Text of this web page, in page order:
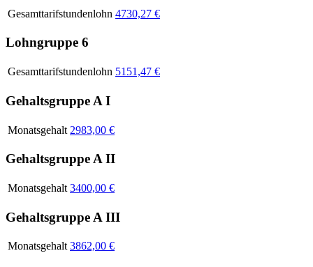
Gesamttarifstundenlohn 4730,27 €
Lohngruppe 6
Gesamttarifstundenlohn 5151,47 €
Gehaltsgruppe A I
Monatsgehalt 2983,00 €
Gehaltsgruppe A II
Monatsgehalt 3400,00 €
Gehaltsgruppe A III
Monatsgehalt 3862,00 €